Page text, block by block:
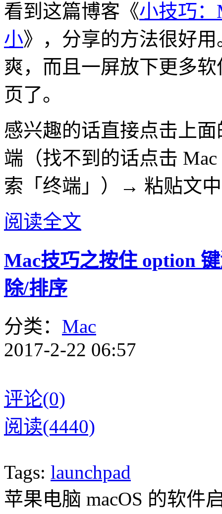
看到这篇博客《小技巧：
小》，分享的方法很好用
爽，而且一屏放下更多
页了。
感兴趣的话直接点击上
端（找不到的话点击
索「终端」）→ 粘贴文
阅读全文
Mac技巧之按住 option
除/排序
分类： Mac
2017-2-22 06:57
评论(0)
阅读(4440)
Tags: launchpad
苹果电脑 macOS 的软件